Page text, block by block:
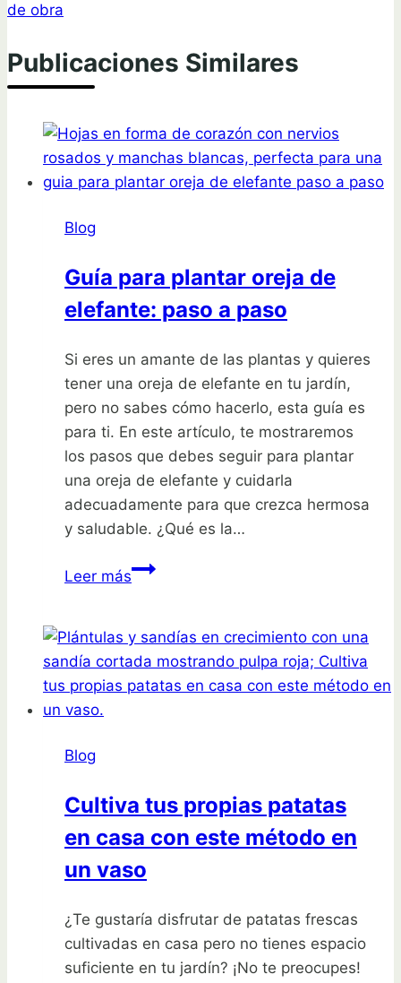
de obra
Publicaciones Similares
Blog
Guía para plantar oreja de
elefante: paso a paso
Si eres un amante de las plantas y quieres
tener una oreja de elefante en tu jardín,
pero no sabes cómo hacerlo, esta guía es
para ti. En este artículo, te mostraremos
los pasos que debes seguir para plantar
una oreja de elefante y cuidarla
adecuadamente para que crezca hermosa
y saludable. ¿Qué es la…
Leer másGuía
oreja
de
elefante:
Blog
Cultiva tus propias patatas
en casa con este método en
un vaso
¿Te gustaría disfrutar de patatas frescas
cultivadas en casa pero no tienes espacio
suficiente en tu jardín? ¡No te preocupes!